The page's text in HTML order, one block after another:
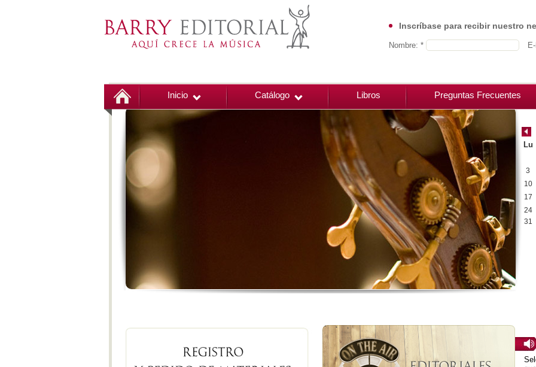
Inscríbase para recibir nuestro
Nombre: *
Inicio Catálogo Libros Preguntas Frecuentes
00:00
Lu
3
10
17
24
31